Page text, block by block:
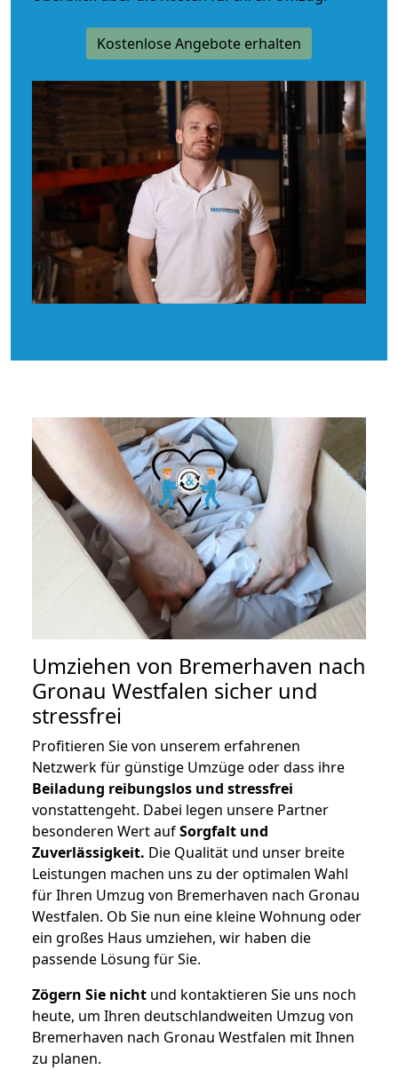
Kostenlose Angebote erhalten
Umziehen von Bremerhaven nach
Gronau Westfalen sicher und
stressfrei
Profitieren Sie von unserem erfahrenen
Netzwerk für günstige Umzüge oder dass ihre
Beiladung reibungslos und stressfrei
vonstattengeht. Dabei legen unsere Partner
besonderen Wert aufSorgfalt und
Zuverlässigkeit. Die Qualität und unser breite
Leistungen machen uns zu der optimalen Wahl
für Ihren Umzug von Bremerhaven nach Gronau
Westfalen. Ob Sie nun eine kleine Wohnung oder
ein großes Haus umziehen, wir haben die
passende Lösung für Sie.
Zögern Sie nicht und kontaktieren Sie uns noch
heute, um Ihren deutschlandweiten Umzug von
Bremerhaven nach Gronau Westfalen mit Ihnen
zu planen.